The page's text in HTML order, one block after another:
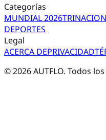
Categorías
MUNDIAL 2026TRI
DEPORTES
Legal
ACERCA DEPRIVACIDAD
©2026AUTFLO. Todos